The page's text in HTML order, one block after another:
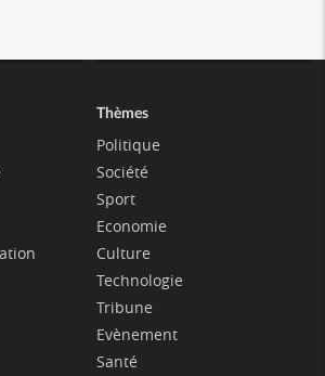
Thèmes
Politique
Société
Sport
Economie
Culture
Technologie
Tribune
Evènement
Santé